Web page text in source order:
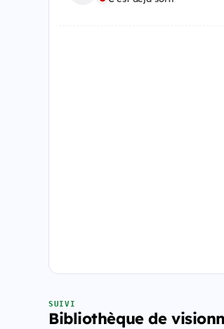
SUIVI
Bibliothèque de